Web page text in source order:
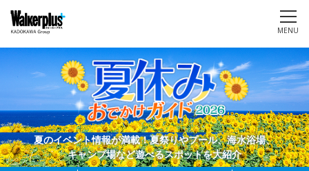
MENU
夏のイベント情報が満載！夏祭りやプール、海水浴場、
キャンプ場など遊べるスポットを大紹介